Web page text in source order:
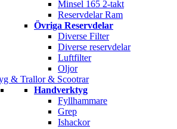
Minsel 165 2-takt
Reservdelar Ram
Övriga Reservdelar
Diverse Filter
Diverse reservdelar
Luftfilter
Oljor
& Trallor & Scootrar
Handverktyg
Fyllhammare
Grep
Ishackor